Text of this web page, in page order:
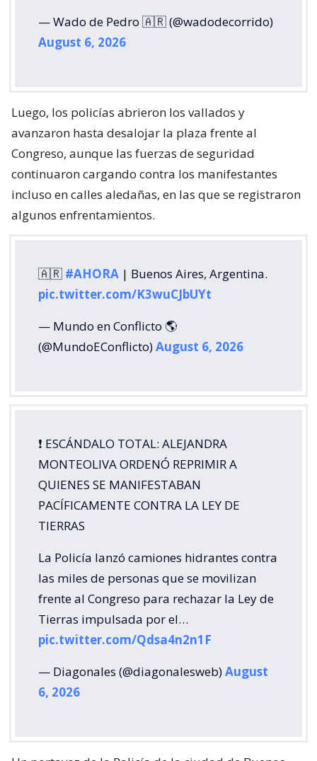
— Wado de Pedro 🇦🇷 (@wadodecorrido)
August 6, 2026
Luego, los policías abrieron los vallados y
avanzaron hasta desalojar la plaza frente al
Congreso, aunque las fuerzas de seguridad
continuaron cargando contra los manifestantes
incluso en calles aledañas, en las que se registraron
algunos enfrentamientos.
🇦🇷 #AHORA | Buenos Aires, Argentina.
pic.twitter.com/K3wuCJbUYt
— Mundo en Conflicto 🌎
(@MundoEConflicto)August 6, 2026
❗️ ESCÁNDALO TOTAL: ALEJANDRA
MONTEOLIVA ORDENÓ REPRIMIR A
QUIENES SE MANIFESTABAN
PACÍFICAMENTE CONTRA LA LEY DE
TIERRAS
La Policía lanzó camiones hidrantes contra
las miles de personas que se movilizan
frente al Congreso para rechazar la Ley de
Tierras impulsada por el…
pic.twitter.com/Qdsa4n2n1F
— Diagonales (@diagonalesweb)August
6, 2026